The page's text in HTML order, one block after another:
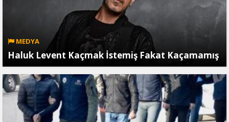
MEDYA
Haluk Levent Kaçmak İstemiş Fakat Kaçamamış